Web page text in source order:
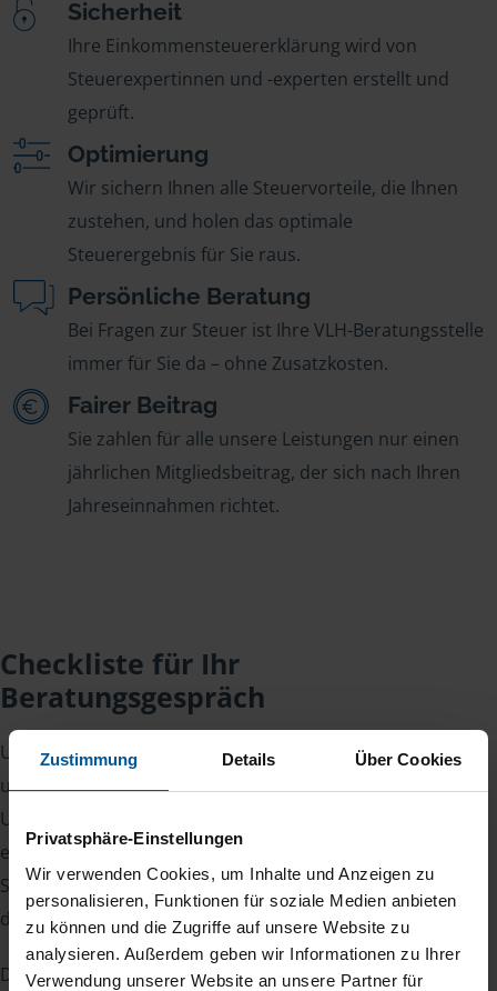
Zustimmung Details Über Cookies
Privatsphäre-Einstellungen
Wir verwenden Cookies, um Inhalte und Anzeigen zu
personalisieren, Funktionen für soziale Medien anbieten
zu können und die Zugriffe auf unsere Website zu
analysieren. Außerdem geben wir Informationen zu Ihrer
Verwendung unserer Website an unsere Partner für
Sicherheit
Ihre Einkommensteuererklärung wird von
Steuerexpertinnen und -experten erstellt und
geprüft.
Optimierung
Wir sichern Ihnen alle Steuervorteile, die Ihnen
zustehen, und holen das optimale
Steuerergebnis für Sie raus.
Persönliche Beratung
Bei Fragen zur Steuer ist Ihre VLH-Beratungsstelle
immer für Sie da – ohne Zusatzkosten.
Fairer Beitrag
Sie zahlen für alle unsere Leistungen nur einen
jährlichen Mitgliedsbeitrag, der sich nach Ihren
Jahreseinnahmen richtet.
Checkliste für Ihr
Beratungsgespräch
Um Ihre Steuererklärung erstellen zu können, benötigen
unsere Beraterinnen und Berater eine Reihe von
Unterlagen von Ihnen. Dazu gehört beispielsweise die
elektronische Lohnsteuerbescheinigung, Ihre
Steueridentifikationsnummer, der Rentenbescheid oder
die Bescheinigung über das Kindergeld.
Damit Sie sich gut vorbereiten können und keinen der